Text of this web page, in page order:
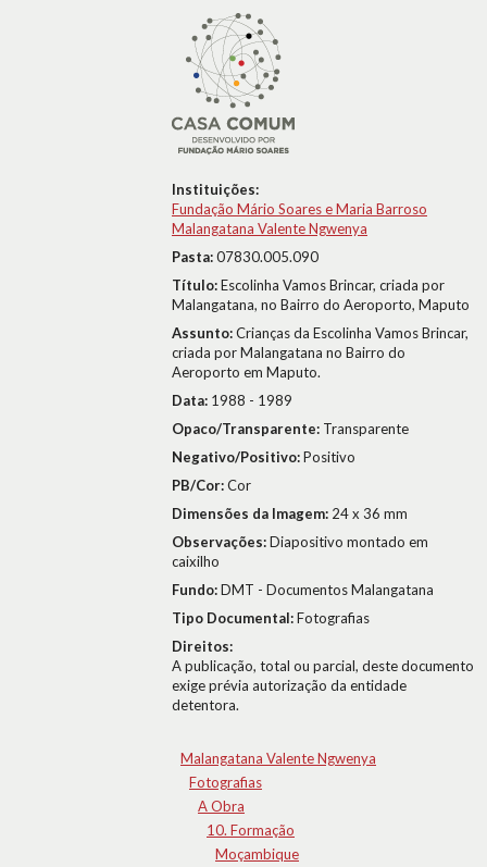
Instituições:
Fundação Mário Soares e Maria Barroso
Malangatana Valente Ngwenya
Pasta:07830.005.090
Título:Escolinha Vamos Brincar, criada por
Malangatana, no Bairro do Aeroporto, Maputo
Assunto:Crianças da Escolinha Vamos Brincar,
criada por Malangatana no Bairro do
Aeroporto em Maputo.
Data: 1988 - 1989
Opaco/Transparente: Transparente
Negativo/Positivo:Positivo
PB/Cor:Cor
Dimensões da Imagem: 24 x 36 mm
Observações:Diapositivo montado em
caixilho
Fundo:DMT - Documentos Malangatana
Tipo Documental:Fotografias
Direitos:
A publicação, total ou parcial, deste documento
exige prévia autorização da entidade
detentora.
Malangatana Valente Ngwenya
Fotografias
A Obra
10. Formação
Moçambique